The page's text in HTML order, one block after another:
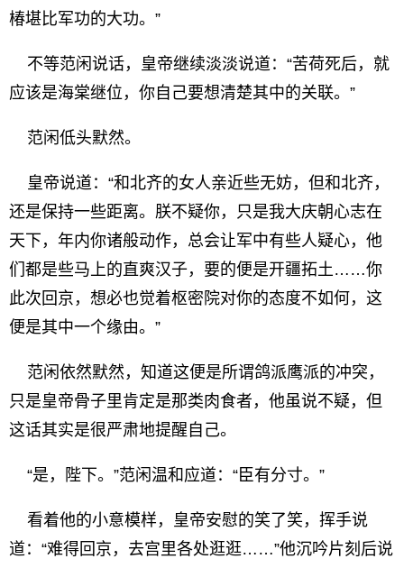
椿堪比军功的大功。”
不等范闲说话，皇帝继续淡淡说道：“苦荷死后，就
应该是海棠继位，你自己要想清楚其中的关联。”
范闲低头默然。
皇帝说道：“和北齐的女人亲近些无妨，但和北齐，
还是保持一些距离。朕不疑你，只是我大庆朝心志在
天下，年内你诸般动作，总会让军中有些人疑心，他
们都是些马上的直爽汉子，要的便是开疆拓土……你
此次回京，想必也觉着枢密院对你的态度不如何，这
便是其中一个缘由。”
范闲依然默然，知道这便是所谓鸽派鹰派的冲突，
只是皇帝骨子里肯定是那类肉食者，他虽说不疑，但
这话其实是很严肃地提醒自己。
“是，陛下。”范闲温和应道：“臣有分寸。”
看着他的小意模样，皇帝安慰的笑了笑，挥手说
道：“难得回京，去宫里各处逛逛……”他沉吟片刻后说